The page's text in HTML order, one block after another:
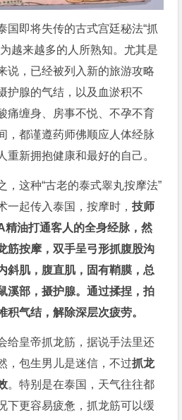
国即将失传的古式宫廷秘法“抓
越来越多的人所熟知。尤其是
说，已经被列入新的旅游攻略
护腺的气结，以及血淤积不
痛缠身、房事不悦、不孕不育
，都谨遵药师佛顺应人体经脉
重新拥抱健康和最好的自己。
，这种“古老的泰式睾丸按摩法”
一起传入泰国，按摩时，技师
精油打通客人的全身经脉，然
筋按摩，双手呈弓形抓腹股沟
斜肌，腹直肌，固有鞘膜，总
溪部，摄护腺。通过揉捏，拍
积气结，解除深层次疲劳。
给皇帝抓龙筋，据说手法里还
，包生男儿是迷信，不过抓龙
。特别是在泰国，天气往往都
下更容易疲惫，抓龙筋可以缓